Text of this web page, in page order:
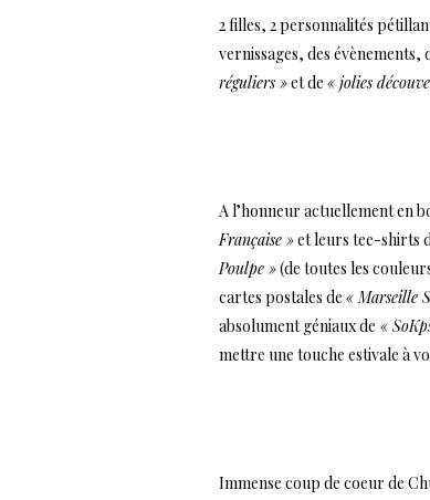
2 filles, 2 personnalités
vernissages, des
réguliers »et de « jolies
A l’honneur actuellement en
Française »et leurs tee-shirts
Poulpe »(de toutes les
cartes postales de « Marseille
absolument géniaux de «
mettre une touche estivale à
Immense coup de coeur de